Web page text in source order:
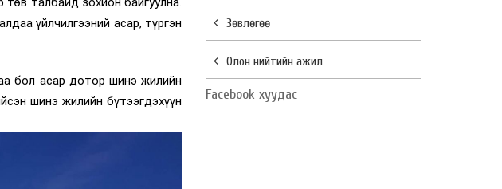
үйлчилгээний асар, түргэн
бол асар дотор шинэ жилийн
шинэ жилийн бүтээгдэхүүн
Зөвлөгөө
Олон нийтийн ажил
Facebook хуудас